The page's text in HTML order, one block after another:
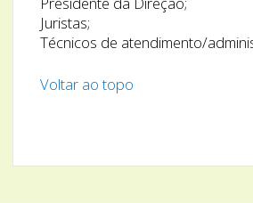
Juristas;
Técnicos de atendimento/
Voltar ao topo